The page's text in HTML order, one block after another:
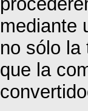
mediante
no sólo la
que la